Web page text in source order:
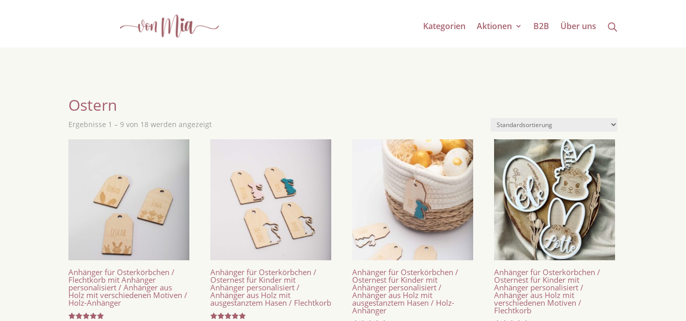
Kategorien Aktionen B2B Über uns
Ostern
Ergebnisse 1 – 9 von 18 werden angezeigt
Anhänger für Osterkörbchen /
Flechtkorb mit Anhänger
personalisiert / Anhänger aus
Holz mit verschiedenen Motiven /
Holz-Anhänger
Anhänger für Osterkörbchen /
Osternest für Kinder mit
Anhänger personalisiert /
Anhänger aus Holz mit
ausgestanztem Hasen / Flechtkorb
Anhänger für Osterkörbchen /
Osternest für Kinder mit
Anhänger personalisiert /
Anhänger aus Holz mit
ausgestanztem Hasen / Holz-
Anhänger
Anhänger für Osterkörbchen /
Osternest für Kinder mit
Anhänger personalisiert /
Anhänger aus Holz mit
verschiedenen Motiven /
Flechtkorb